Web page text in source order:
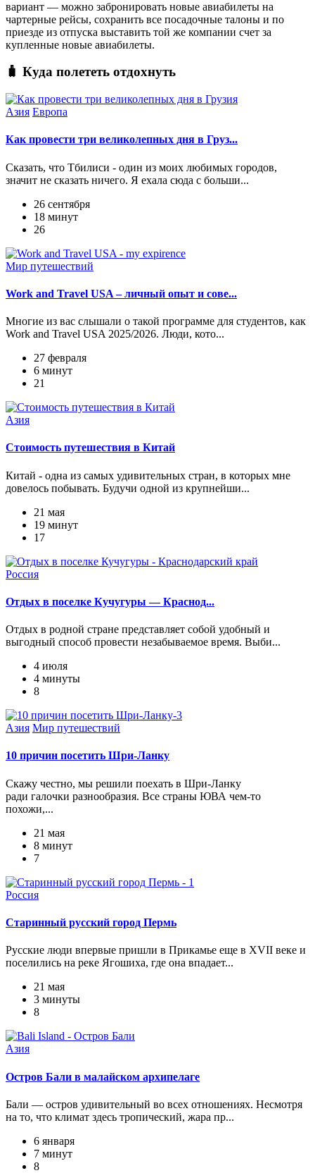
вариант — можно забронировать новые авиабилеты на
чартерные рейсы, сохранить все посадочные талоны и по
приезде из отпуска выставить той же компании счет за
купленные новые авиабилеты.
🧳 Куда полететь отдохнуть
Азия Европа
Как провести три великолепных дня в Груз...
Сказать, что Тбилиси - один из моих любимых городов,
значит не сказать ничего. Я ехала сюда с больши...
26 сентября
18 минут
26
Мир путешествий
Work and Travel USA – личный опыт и сове...
Многие из вас слышали о такой программе для студентов, как
Work and Travel USA 2025/2026. Люди, кото...
27 февраля
6 минут
21
Азия
Стоимость путешествия в Китай
Китай - одна из самых удивительных стран, в которых мне
довелось побывать. Будучи одной из крупнейши...
21 мая
19 минут
17
Россия
Отдых в поселке Кучугуры — Краснод...
Отдых в родной стране представляет собой удобный и
выгодный способ провести незабываемое время. Выби...
4 июля
4 минуты
8
Азия Мир путешествий
10 причин посетить Шри-Ланку
Скажу честно, мы решили поехать в Шри-Ланку
ради галочки разнообразия. Все страны ЮВА чем-то
похожи,...
21 мая
8 минут
7
Россия
Старинный русский город Пермь
Русские люди впервые пришли в Прикамье еще в XVII веке и
поселились на реке Ягошиха, где она впадает...
21 мая
3 минуты
8
Азия
Остров Бали в малайском архипелаге
Бали — остров удивительный во всех отношениях. Несмотря
на то, что климат здесь тропический, жара пр...
6 января
7 минут
8